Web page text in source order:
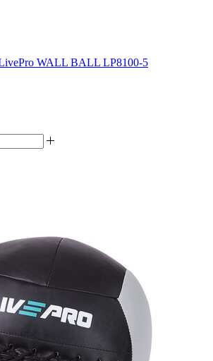
WALL BALL LP8100-5